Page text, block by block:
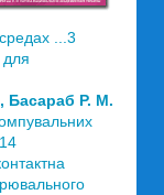
...3
для
Басараб Р. М.